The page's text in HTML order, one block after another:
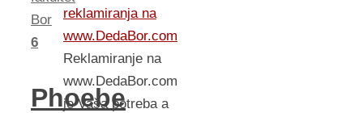
Bor
6
Phoebe
reklamiranja na
www.DedaBor.com
Reklamiranje na
www.DedaBor.com
je Vaša potreba a